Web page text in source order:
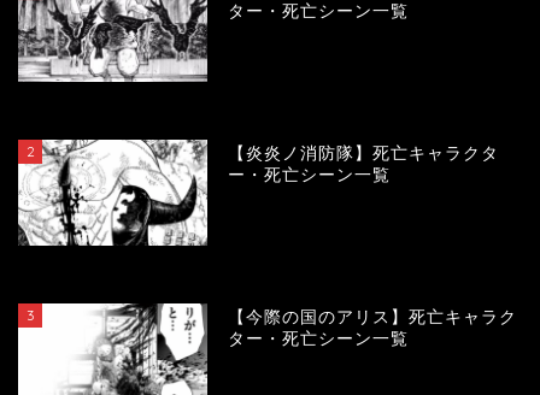
ター・死亡シーン一覧
2
【炎炎ノ消防隊】死亡キャラクタ
ー・死亡シーン一覧
3
【今際の国のアリス】死亡キャラク
ター・死亡シーン一覧